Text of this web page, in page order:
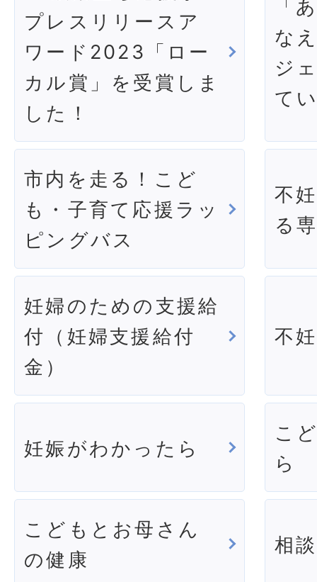
プレスリリースア
ワード2023「ロー
カル賞」を受賞しま
した！
「
な
ジ
て
市内を走る！こど
も・子育て応援ラッ
ピングバス
不
る
妊婦のための支援給
付（妊婦支援給付
金）
不
妊娠がわかったら
こ
ら
こどもとお母さん
の健康
相